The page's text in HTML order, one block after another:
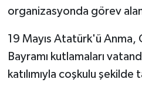
organizasyonda görev
19 Mayıs Atatürk'ü Anma,
Bayramı kutlamaları
katılımıyla coşkulu şekilde
POLİTİKA
Sağlık
SİYASET